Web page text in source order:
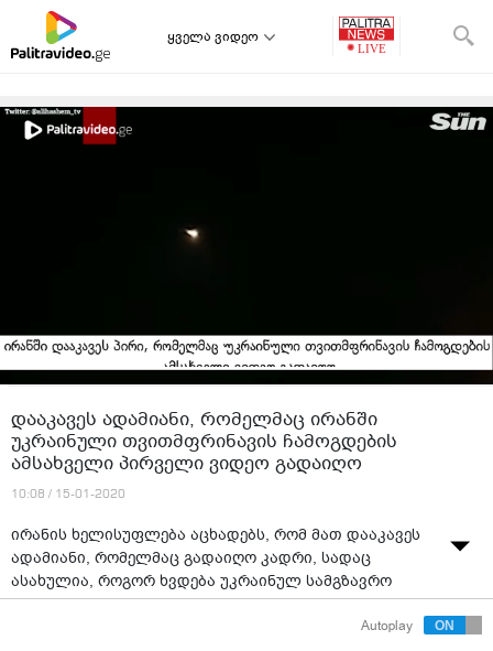
ყველა ვიდეო
დააკავეს ადამიანი, რომელმაც ირანში
უკრაინული თვითმფრინავის ჩამოგდების
ამსახველი პირველი ვიდეო გადაიღო
10:08 / 15-01-2020
ირანის ხელისუფლება აცხადებს, რომ მათ დააკავეს
ადამიანი, რომელმაც გადაიღო კადრი, სადაც
ასახულია, როგორ ხვდება უკრაინულ სამგზავრო
თვითმფრინავს რაკეტა, - ამის შესახებ ინფორმაციას
Autoplay